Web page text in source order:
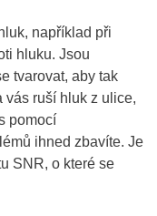
například při
hluku. Jsou
tvarovat, aby tak
vás ruší hluk z ulice,
pomocí
ihned zbavíte. Je
SNR, o které se